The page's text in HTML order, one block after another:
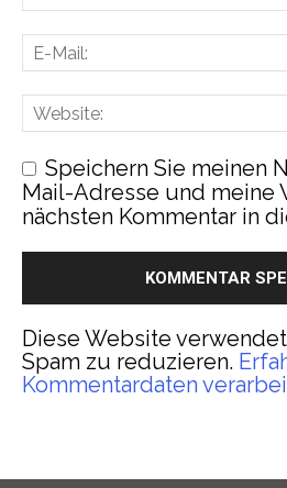
Speichern Sie meinen
Mail-Adresse und meine
nächsten Kommentar in
Diese Website
Spam zu reduzieren.
Kommentardaten